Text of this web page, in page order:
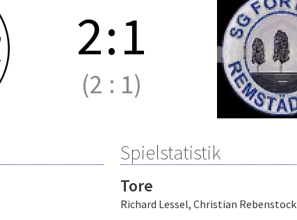
2:1
(2 : 1)
Spielstatistik
Tore
Richard Lessel, Christian Rebenstock